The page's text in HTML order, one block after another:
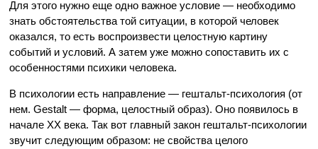
Для этого нужно еще одно важное условие — необходимо
знать обстоятельства той ситуации, в которой человек
оказался, то есть воспроизвести целостную картину
событий и условий. А затем уже можно сопоставить их с
особенностями психики человека.
В психологии есть направление — гештальт-психология (от
нем. Gestalt — форма, целостный образ). Оно появилось в
начале ХХ века. Так вот главный закон гештальт-психологии
звучит следующим образом: не свойства целого